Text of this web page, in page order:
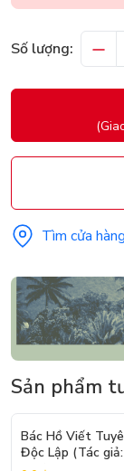
Số lượng:
Tìm cửa
Sản phẩm
Bác Hồ Viết
Độc Lập (Tác